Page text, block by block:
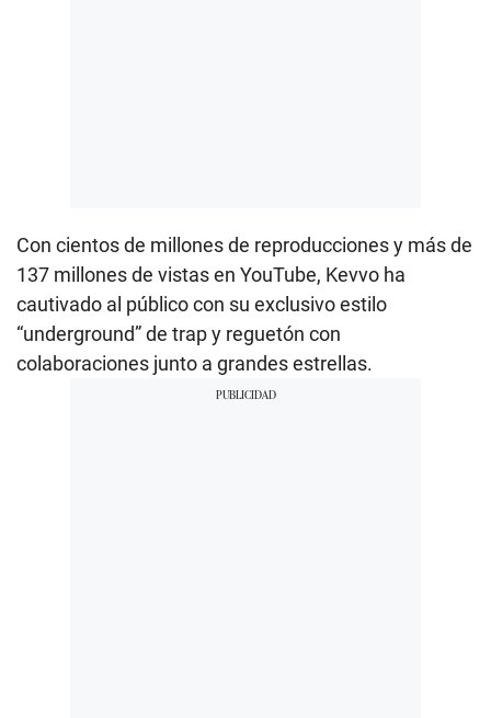
Con cientos de millones de reproducciones y más de
137 millones de vistas en YouTube, Kevvo ha
cautivado al público con su exclusivo estilo
“underground” de trap y reguetón con
colaboraciones junto a grandes estrellas.